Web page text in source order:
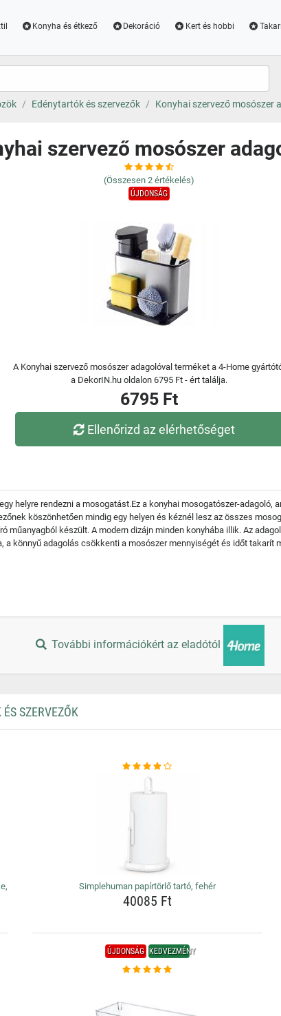
Konyha és étkező Dekoráció Kert és hobbi
Edénytartók és szervezők Konyhai szervező mosószer
szervező mosószer
(Összesen 2 értékelés)
ÚJDONSÁG
A Konyhai szervező mosószer adagolóval terméket a 4-Home
a DekorIN.hu oldalon 6795 Ft - ért találja.
6795 Ft
Ellenőrizd az elérhetőséget
helyre rendezni a mosogatást.Ez a konyhai mosogatószer-
köszönhetően mindig egy helyen és kéznél lesz az összes
műanyagból készült. A modern dizájn minden konyhába illik. Az
a könnyű adagolás csökkenti a mosószer mennyiségét és időt takarít
További információkért az eladótól
SZERVEZŐK
Simplehuman papírtörlő tartó, fehér
40085 Ft
ÚJDONSÁG KEDVEZMÉNY